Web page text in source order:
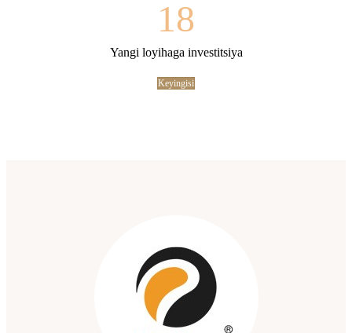
18
Yangi loyihaga investitsiya
Keyingisi